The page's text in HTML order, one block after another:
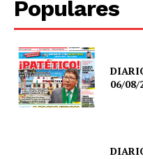
Populares
06/08/